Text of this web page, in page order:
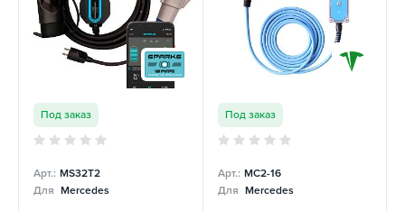
Под заказ
Арт.: MS32T2
Для Mercedes
Под заказ
Арт.: MC2-16
Для Mercedes